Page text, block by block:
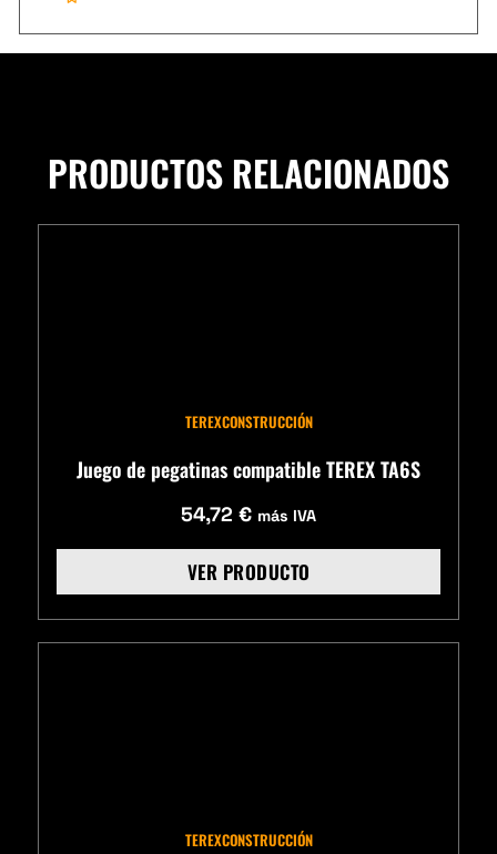
PRODUCTOS RELACIONADOS
TEREXCONSTRUCCIÓN
Juego de pegatinas compatible TEREX TA6S
54,72 € más IVA
VER PRODUCTO
TEREXCONSTRUCCIÓN